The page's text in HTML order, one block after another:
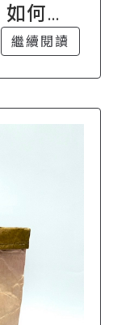
何平
繼續閱讀